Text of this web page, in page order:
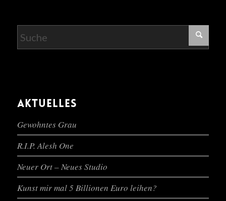
AKTUELLES
Gewohntes Grau
R.I.P. Alesh One
Neuer Ort – Neues Studio
Kunst mir mal 5 Billionen Euro leihen?